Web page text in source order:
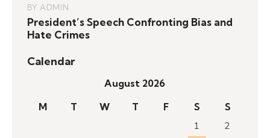
BY ADMIN
President’s Speech Confronting Bias and
Hate Crimes
Calendar
August 2026
M
T W T F S S
1
2